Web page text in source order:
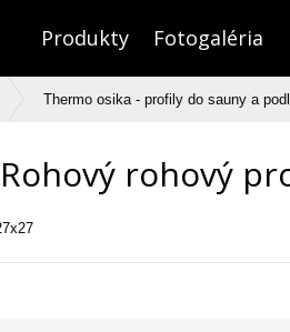
Produkty Fotogaléria
Thermo osika - profily do sauny a
rohový